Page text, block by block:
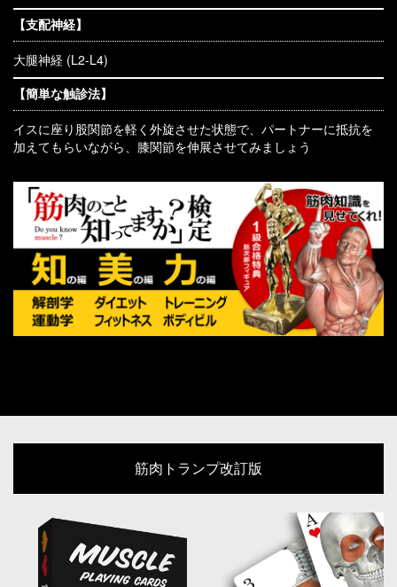
【支配神経】
大腿神経 (L2-L4)
【簡単な触診法】
イスに座り股関節を軽く外旋させた状態で、パートナーに抵抗を
加えてもらいながら、膝関節を伸展させてみましょう
筋肉トランプ改訂版